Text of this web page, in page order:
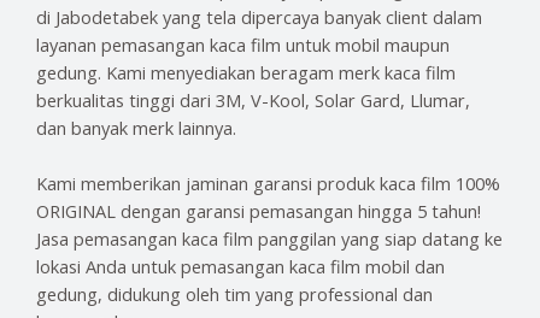
di Jabodetabek yang tela dipercaya banyak client dalam
layanan pemasangan kaca film untuk mobil maupun
gedung. Kami menyediakan beragam merk kaca film
berkualitas tinggi dari 3M, V-Kool, Solar Gard, Llumar,
dan banyak merk lainnya.
Kami memberikan jaminan garansi produk kaca film 100%
ORIGINAL dengan garansi pemasangan hingga 5 tahun!
Jasa pemasangan kaca film panggilan yang siap datang ke
lokasi Anda untuk pemasangan kaca film mobil dan
gedung, didukung oleh tim yang professional dan